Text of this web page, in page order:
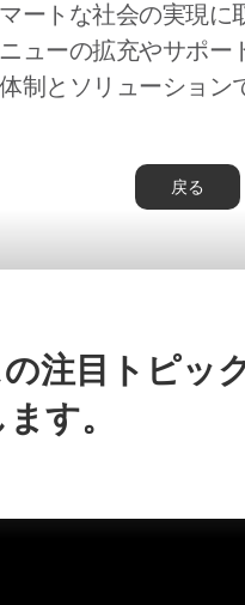
ートな社会の実現
ューの拡充やサポ
制とソリューション
戻る
注目トピッ
す。